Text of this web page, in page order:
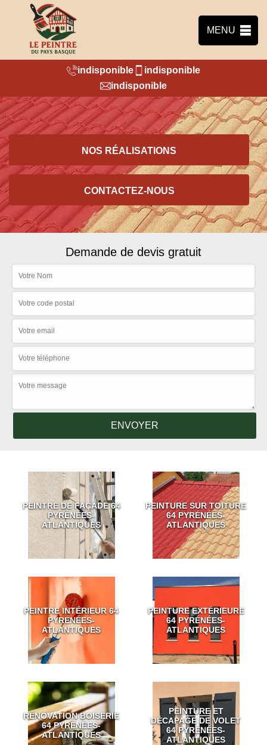
MENU
indisponible
indisponible
indisponible
NOS RÉALISATIONS
CONTACTEZ-NOUS
Demande de devis gratuit
PEINTRE DE FAÇADE 64
PYRÉNÉES-
ATLANTIQUES
PEINTURE SUR TOITURE
64 PYRÉNÉES-
ATLANTIQUES
PEINTRE INTÉRIEUR 64
PYRÉNÉES-
ATLANTIQUES
PEINTURE EXTÉRIEURE
64 PYRÉNÉES-
ATLANTIQUES
RÉNOVATION BOISERIE
64 PYRÉNÉES-
ATLANTIQUES
PEINTURE ET
DÉCAPAGE DE VOLET
64 PYRÉNÉES-
ATLANTIQUES